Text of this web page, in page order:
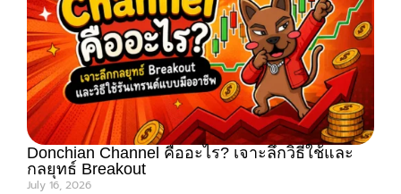
Donchian Channel คืออะไร? เจาะลึกวิธีใช้และ
กลยุทธ์ Breakout
July 16, 2026